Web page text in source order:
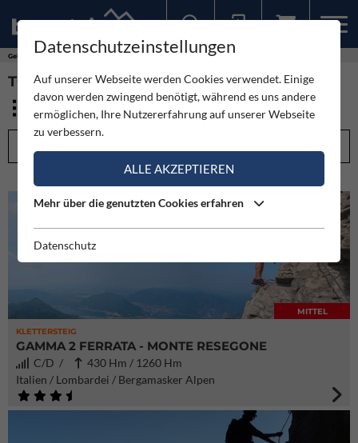
Gebirge
TOUREN - BERGAMASKER ALPEN (14)
KLETTERSTEIG
MITTEL
GAMMA 2 FERRATA - MONTE RESEGONE
C/D /
430 Hm / 1260 Hm
Italien / Lombardei / Bergamasker Alpen
Datenschutzeinstellungen
Auf unserer Webseite werden Cookies verwendet. Einige
davon werden zwingend benötigt, während es uns andere
ermöglichen, Ihre Nutzererfahrung auf unserer Webseite
zu verbessern.
ALLE AKZEPTIEREN
Mehr über die genutzten Cookies erfahren
Datenschutz